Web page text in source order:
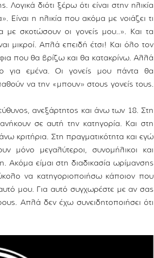
διότι ξέρω ότι είναι στην ηλικία
Είναι η ηλικία που ακόμα με νοιάζει τι
σκοτώσουν οι γονείς μου..». Και τα
μικροί. Απλά επειδή έτσι! Και όλο τον
που θα βρίζω και θα κατακρίνω. Αλλά
για εμένα. Οι γονείς μου πάντα θα
να την «μπουν» στους γονείς τους.
ανεξάρτητος και άνω των 18. Στη
σε αυτή την κατηγορία. Και στη
κριτήρια. Στη πραγματικότητα και εγώ
μόνο μεγαλύτεροι, συνομήλικοι και
Ακόμα είμαι στη διαδικασία ωρίμανσης
να κατηγοριοποιήσω κάποιον που
μου. Για αυτό συγχωρέστε με αν σας
Απλά δεν έχω συνειδητοποιήσει ότι